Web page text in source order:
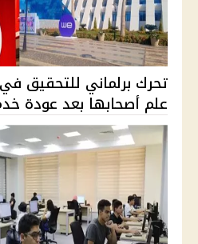
تحرك برلماني
علم أصحابها بعد عودة